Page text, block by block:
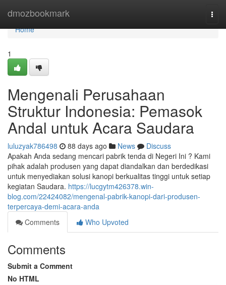
dmozbookmark
Home
Home
1
Mengenali Perusahaan
Struktur Indonesia: Pemasok
Andal untuk Acara Saudara
luluzyak786498 88 days ago News
Discuss
Apakah Anda sedang mencari pabrik tenda di Negeri Ini ? Kami
pihak adalah produsen yang dapat diandalkan dan berdedikasi
untuk menyediakan solusi kanopi berkualitas tinggi untuk setiap
kegiatan Saudara. https://lucgytm426378.win-
blog.com/22424082/mengenal-pabrik-kanopi-dari-produsen-
terpercaya-demi-acara-anda
Comments
Who Upvoted
Comments
Submit a Comment
No HTML